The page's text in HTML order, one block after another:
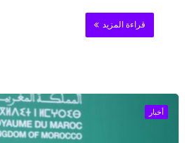
قراءة المزيد
أخبار